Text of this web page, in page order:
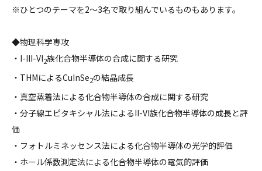
※ひとつのテーマを2～3名で取り組んでいるものもあります。
◆物理科学専攻
・I-III-VI2族化合物半導体の合成に関する研究
・THMによるCuInSe2の結晶成長
・真空蒸着法による化合物半導体の合成に関する研究
・分子線エピタキシャル法によるII-VI族化合物半導体の成長と評
価
・フォトルミネッセンス法による化合物半導体の光学的評価
・ホール係数測定法による化合物半導体の電気的評価